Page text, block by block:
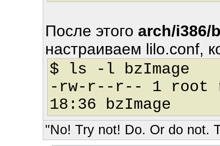
После этого arch/i386/
настраиваем lilo.conf,
$ ls -l bzImage
-rw-r--r-- 1 root
18:36 bzImage
"No! Try not! Do. Or do not.